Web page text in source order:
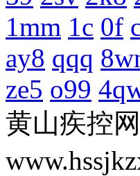
1mm 1c 0f
ay8 qqq
ze5 o99
黄山疾控